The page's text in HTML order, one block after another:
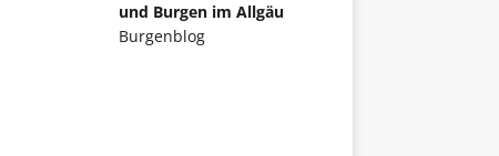
und Burgen im Allgäu
Burgenblog